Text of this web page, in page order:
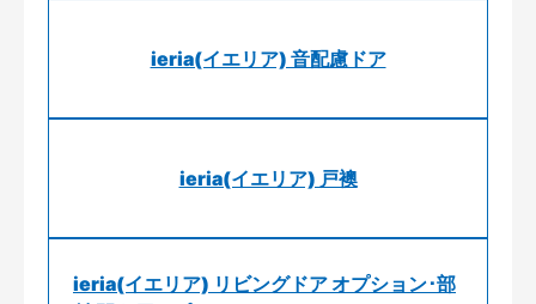
ieria(イエリア) 音配慮ドア
ieria(イエリア) 戸襖
ieria(イエリア) リビングドア オプション･部